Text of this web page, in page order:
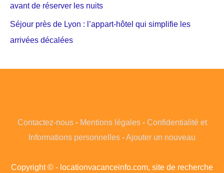
avant de réserver les nuits
Séjour près de Lyon : l’appart-hôtel qui simplifie les
arrivées décalées
Contactez-nous- Mentions légales- Confidentialité et
Informations personnelles -Ajouter un nouveau
Copyright © - locationvacanceinfo.com, site de recherche